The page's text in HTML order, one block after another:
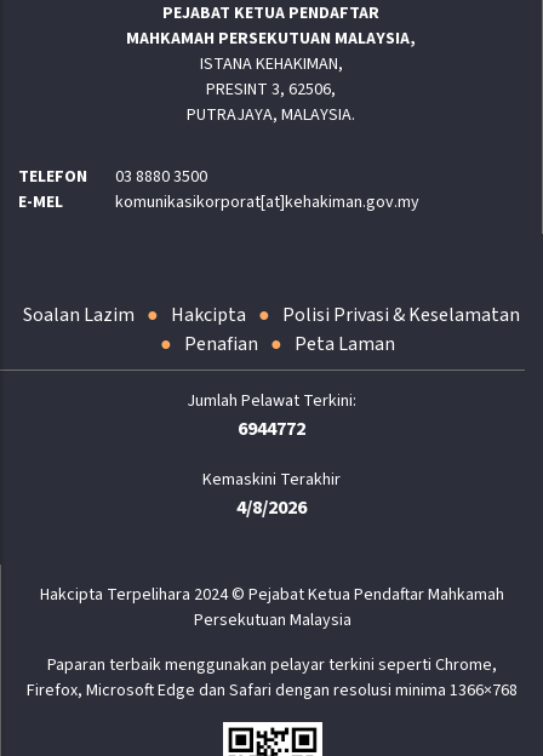
PEJABAT KETUA PENDAFTAR
MAHKAMAH PERSEKUTUAN MALAYSIA,
ISTANA KEHAKIMAN,
PRESINT 3, 62506,
PUTRAJAYA, MALAYSIA.
TELEFON
03 8880 3500
E-MEL
komunikasikorporat[at]kehakiman.gov.my
Soalan Lazim Hakcipta
Polisi Privasi & Keselamatan
Penafian
Peta Laman
6944772
Kemaskini Terakhir
4/8/2026
Hakcipta Terpelihara 2024 © Pejabat Ketua Pendaftar Mahkamah
Persekutuan Malaysia
Paparan terbaik menggunakan pelayar terkini seperti Chrome,
Firefox, Microsoft Edge dan Safari dengan resolusi minima 1366×768